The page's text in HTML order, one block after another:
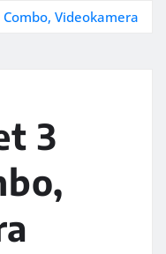
Videokamera
3